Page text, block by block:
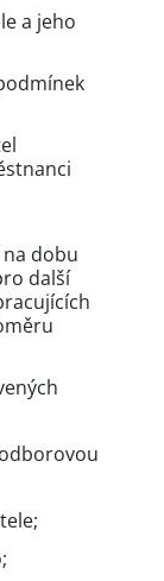
a jeho
dobu
další